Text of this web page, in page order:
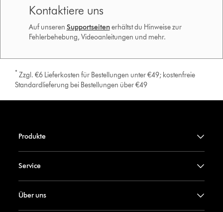
Kontaktiere uns
Auf unseren Supportseiten erhältst du Hinweise zur
Fehlerbehebung, Videoanleitungen und mehr.
* Zzgl. €6 Lieferkosten für Bestellungen unter €49; kostenfreie
Standardlieferung bei Bestellungen über €49
Produkte
Service
Über uns